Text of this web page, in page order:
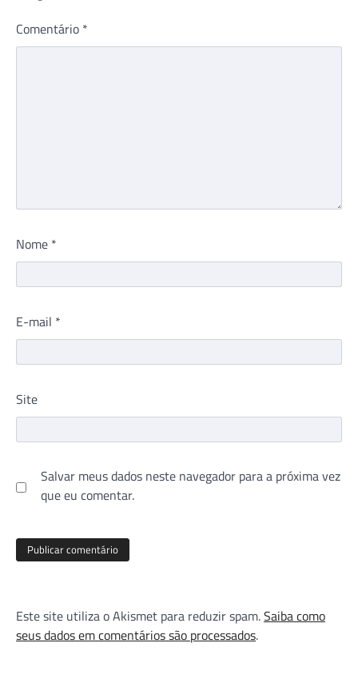
Comentário *
Nome *
E-mail *
Site
Salvar meus dados neste navegador para a próxima vez
que eu comentar.
Este site utiliza o Akismet para reduzir spam.Saiba como
seus dados em comentários são processados.